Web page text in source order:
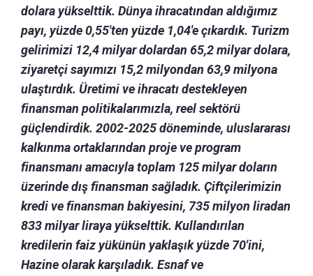
dolara yükselttik. Dünya ihracatından aldığımız
payı, yüzde 0,55'ten yüzde 1,04'e çıkardık. Turizm
gelirimizi 12,4 milyar dolardan 65,2 milyar dolara,
ziyaretçi sayımızı 15,2 milyondan 63,9 milyona
ulaştırdık. Üretimi ve ihracatı destekleyen
finansman politikalarımızla, reel sektörü
güçlendirdik. 2002-2025 döneminde, uluslararası
kalkınma ortaklarından proje ve program
finansmanı amacıyla toplam 125 milyar doların
üzerinde dış finansman sağladık. Çiftçilerimizin
kredi ve finansman bakiyesini, 735 milyon liradan
833 milyar liraya yükselttik. Kullandırılan
kredilerin faiz yükünün yaklaşık yüzde 70'ini,
Hazine olarak karşıladık. Esnaf ve